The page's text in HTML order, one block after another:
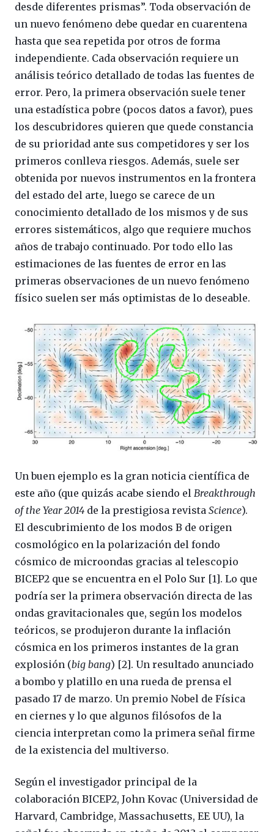
desde diferentes prismas”. Toda observación de
un nuevo fenómeno debe quedar en cuarentena
hasta que sea repetida por otros de forma
independiente. Cada observación requiere un
análisis teórico detallado de todas las fuentes de
error. Pero, la primera observación suele tener
una estadística pobre (pocos datos a favor), pues
los descubridores quieren que quede constancia
de su prioridad ante sus competidores y ser los
primeros conlleva riesgos. Además, suele ser
obtenida por nuevos instrumentos en la frontera
del estado del arte, luego se carece de un
conocimiento detallado de los mismos y de sus
errores sistemáticos, algo que requiere muchos
años de trabajo continuado. Por todo ello las
estimaciones de las fuentes de error en las
primeras observaciones de un nuevo fenómeno
físico suelen ser más optimistas de lo deseable.
Un buen ejemplo es la gran noticia científica de
este año (que quizás acabe siendo el Breakthrough
of the Year 2014 de la prestigiosa revista Science).
El descubrimiento de los modos B de origen
cosmológico en la polarización del fondo
cósmico de microondas gracias al telescopio
BICEP2 que se encuentra en el Polo Sur [1]. Lo que
podría ser la primera observación directa de las
ondas gravitacionales que, según los modelos
teóricos, se produjeron durante la inflación
cósmica en los primeros instantes de la gran
explosión (big bang) [2]. Un resultado anunciado
a bombo y platillo en una rueda de prensa el
pasado 17 de marzo. Un premio Nobel de Física
en ciernes y lo que algunos filósofos de la
ciencia interpretan como la primera señal firme
de la existencia del multiverso.
Según el investigador principal de la
colaboración BICEP2, John Kovac (Universidad de
Harvard, Cambridge, Massachusetts, EE UU), la